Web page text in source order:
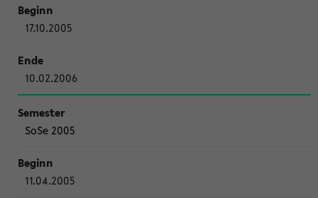
17.10.2005
10.02.2006
SoSe 2005
11.04.2005